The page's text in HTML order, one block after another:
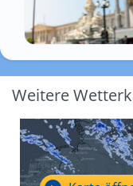
Weitere